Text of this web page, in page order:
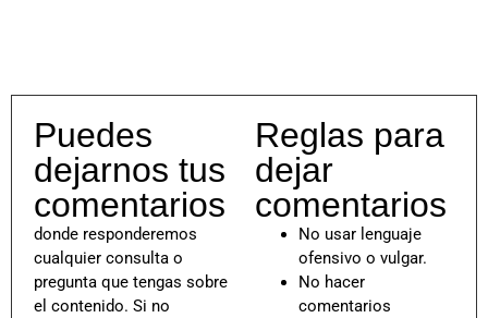
Reglas para
dejar
comentarios
No usar lenguaje
ofensivo o vulgar.
No hacer
comentarios
Puedes
dejarnos tus
comentarios
donde responderemos
cualquier consulta o
pregunta que tengas sobre
el contenido. Si no